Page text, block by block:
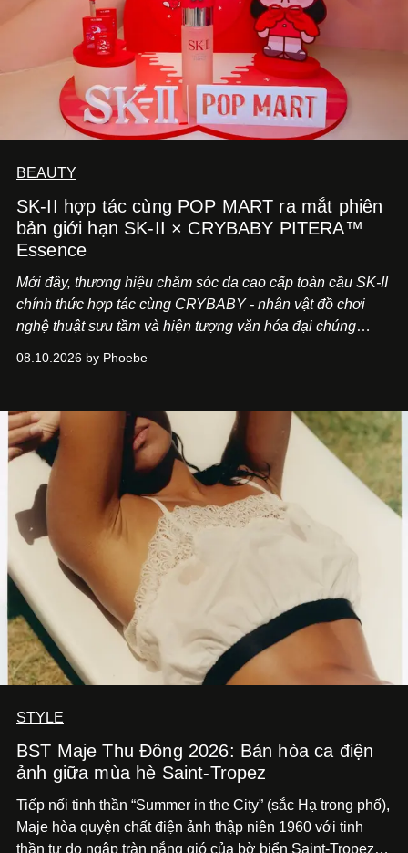
BEAUTY
SK-II hợp tác cùng POP MART ra mắt phiên
bản giới hạn SK-II × CRYBABY PITERA™
Essence
Mới đây, thương hiệu chăm sóc da cao cấp toàn cầu SK-II
chính thức hợp tác cùng CRYBABY - nhân vật đồ chơi
nghệ thuật sưu tầm và hiện tượng văn hóa đại chúng
08.10.2026 by Phoebe
STYLE
BST Maje Thu Đông 2026: Bản hòa ca điện
ảnh giữa mùa hè Saint-Tropez
Tiếp nối tinh thần “Summer in the City” (sắc Hạ trong phố),
Maje hòa quyện chất điện ảnh thập niên 1960 với tinh
thần tự do ngập tràn nắng gió của bờ biển Saint-Tropez,